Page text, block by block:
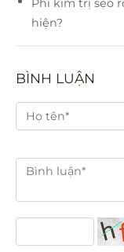
Phi kim trị sẹo
hiện?
BÌNH LUẬN